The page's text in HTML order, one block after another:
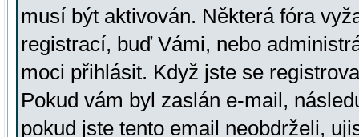
musí být aktivován. Některá fóra
registrací, buď Vámi, nebo
moci přihlásit. Když jste se
Pokud vám byl zaslán e-mail,
pokud jste tento email neobdrželi,